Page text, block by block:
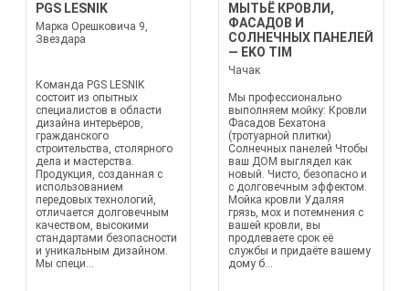
PGS LESNIK
Марка Орешковича 9,
Звездара
Команда PGS LESNIK
состоит из опытных
специалистов в области
дизайна интерьеров,
гражданского
строительства, столярного
дела и мастерства.
Продукция, созданная с
использованием
передовых технологий,
отличается долговечным
качеством, высокими
стандартами безопасности
и уникальным дизайном.
Мы специ...
МЫТЬЁ КРОВЛИ,
ФАСАДОВ И
СОЛНЕЧНЫХ ПАНЕЛЕЙ
— EKO TIM
Чачак
Мы профессионально
выполняем мойку: Кровли
Фасадов Бехатона
(тротуарной плитки)
Солнечных панелей Чтобы
ваш ДОМ выглядел как
новый. Чисто, безопасно и
с долговечным эффектом.
Мойка кровли Удаляя
грязь, мох и потемнения с
вашей кровли, вы
продлеваете срок её
службы и придаёте вашему
дому б...